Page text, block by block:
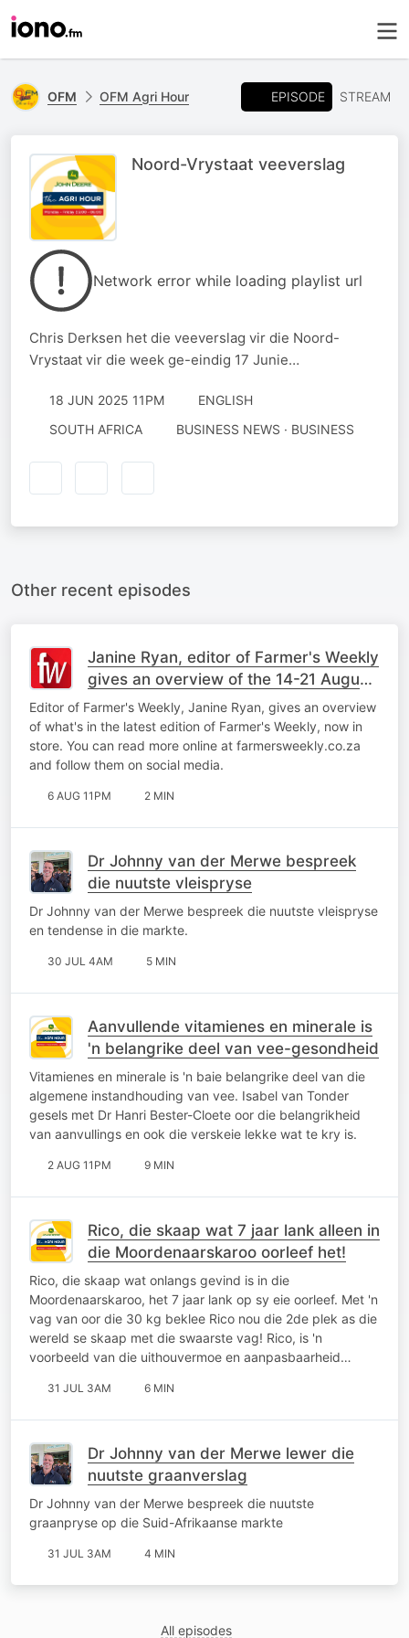
OFM OFM Agri Hour EPISODE STREAM
Noord-Vrystaat veeverslag
Network error while loading playlist url
Chris Derksen het die veeverslag vir die Noord-
Vrystaat vir die week ge-eindig 17 Junie…
18 JUN 2025 11PM
ENGLISH
SOUTH AFRICA
BUSINESS NEWS · BUSINESS
Other recent episodes
Janine Ryan, editor of Farmer's Weekly
gives an overview of the 14-21 August
issue
Editor of Farmer's Weekly, Janine Ryan, gives an overview
of what's in the latest edition of Farmer's Weekly, now in
store. You can read more online at farmersweekly.co.za
and follow them on social media.
6 AUG 11PM 2 MIN
Dr Johnny van der Merwe bespreek
die nuutste vleispryse
Dr Johnny van der Merwe bespreek die nuutste vleispryse
en tendense in die markte.
30 JUL 4AM 5 MIN
Aanvullende vitamienes en minerale is
'n belangrike deel van vee-gesondheid
Vitamienes en minerale is 'n baie belangrike deel van die
algemene instandhouding van vee. Isabel van Tonder
gesels met Dr Hanri Bester-Cloete oor die belangrikheid
van aanvullings en ook die verskeie lekke wat te kry is.
2 AUG 11PM 9 MIN
Rico, die skaap wat 7 jaar lank alleen in
die Moordenaarskaroo oorleef het!
Rico, die skaap wat onlangs gevind is in die
Moordenaarskaroo, het 7 jaar lank op sy eie oorleef. Met 'n
vag van oor die 30 kg beklee Rico nou die 2de plek as die
wereld se skaap met die swaarste vag! Rico, is 'n
voorbeeld van die uithouvermoe en aanpasbaarheid…
31 JUL 3AM 6 MIN
Dr Johnny van der Merwe lewer die
nuutste graanverslag
Dr Johnny van der Merwe bespreek die nuutste
graanpryse op die Suid-Afrikaanse markte
31 JUL 3AM 4 MIN
All episodes